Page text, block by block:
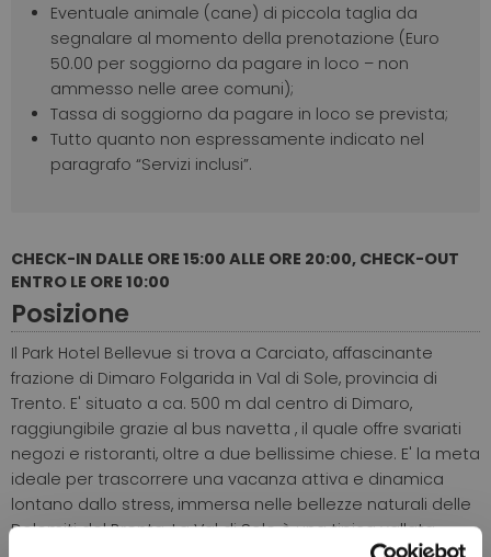
Eventuale animale (cane) di piccola taglia da
segnalare al momento della prenotazione (Euro
50.00 per soggiorno da pagare in loco – non
ammesso nelle aree comuni);
Tassa di soggiorno da pagare in loco se prevista;
Tutto quanto non espressamente indicato nel
paragrafo “Servizi inclusi”.
CHECK-IN DALLE ORE 15:00 ALLE ORE 20:00, CHECK-OUT
ENTRO LE ORE 10:00
Posizione
Il Park Hotel Bellevue si trova a Carciato, affascinante
frazione di Dimaro Folgarida in Val di Sole, provincia di
Trento. E' situato a ca. 500 m dal centro di Dimaro,
raggiungibile grazie al bus navetta , il quale offre svariati
negozi e ristoranti, oltre a due bellissime chiese. E' la meta
ideale per trascorrere una vacanza attiva e dinamica
lontano dallo stress, immersa nelle bellezze naturali delle
Dolomiti del Brenta. La Val di Sole è una tipica vallata